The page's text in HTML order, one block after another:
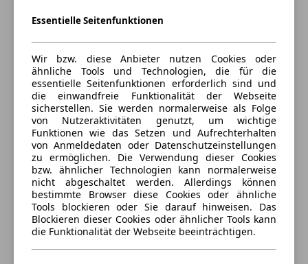
Essentielle Seitenfunktionen
Wir bzw. diese Anbieter nutzen Cookies oder
ähnliche Tools und Technologien, die für die
essentielle Seitenfunktionen erforderlich sind und
die einwandfreie Funktionalität der Webseite
sicherstellen. Sie werden normalerweise als Folge
von Nutzeraktivitäten genutzt, um wichtige
Funktionen wie das Setzen und Aufrechterhalten
von Anmeldedaten oder Datenschutzeinstellungen
zu ermöglichen. Die Verwendung dieser Cookies
bzw. ähnlicher Technologien kann normalerweise
nicht abgeschaltet werden. Allerdings können
bestimmte Browser diese Cookies oder ähnliche
Tools blockieren oder Sie darauf hinweisen. Das
Blockieren dieser Cookies oder ähnlicher Tools kann
die Funktionalität der Webseite beeinträchtigen.